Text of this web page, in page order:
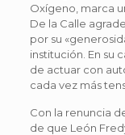
Oxígeno, marca
De la Calle
por su
institución. En su
de actuar con
cada vez más
Con la renuncia
de que León